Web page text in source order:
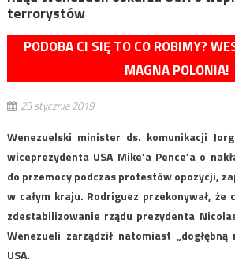
terrorystów
PODOBA CI SIĘ TO CO ROBIMY?
MAGNA POLONIA!
23 stycznia 2019
Wenezuelski minister ds. komunikacji
wiceprezydenta USA Mike’a Pence’a o
do przemocy podczas protestów opozycji,
w całym kraju. Rodriguez przekonywał, że
zdestabilizowanie rządu prezydenta
Wenezueli zarządził natomiast
USA.